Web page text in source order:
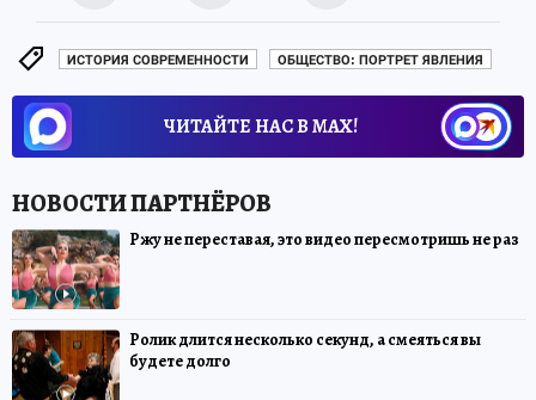
ИСТОРИЯ СОВРЕМЕННОСТИ ОБЩЕСТВО: ПОРТРЕТ ЯВЛЕНИЯ
ЧИТАЙТЕ НАС В МАХ!
Ржу не переставая, это видео пересмотришь не раз
Ролик длится несколько секунд, а смеяться вы
будете долго